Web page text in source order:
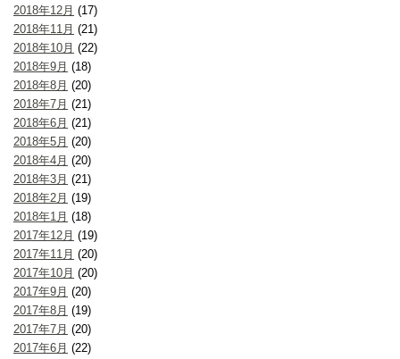
2018年12月 (17)
2018年11月 (21)
2018年10月 (22)
2018年9月 (18)
2018年8月 (20)
2018年7月 (21)
2018年6月 (21)
2018年5月 (20)
2018年4月 (20)
2018年3月 (21)
2018年2月 (19)
2018年1月 (18)
2017年12月 (19)
2017年11月 (20)
2017年10月 (20)
2017年9月 (20)
2017年8月 (19)
2017年7月 (20)
2017年6月 (22)